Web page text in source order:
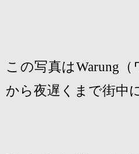
この写真はWarung
から夜遅くまで街中